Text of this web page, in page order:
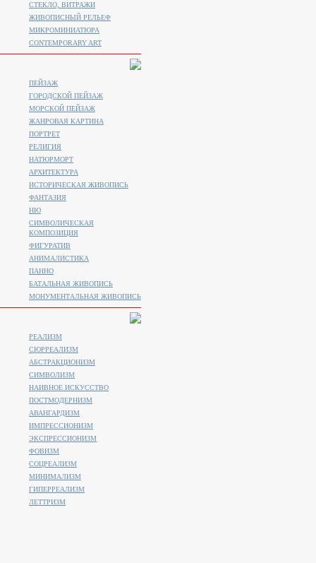
СТЕКЛО, ВИТРАЖИ
ЖИВОПИСНЫЙ РЕЛЬЕФ
МИКРОМИНИАТЮРА
CONTEMPORARY ART
ПЕЙЗАЖ
ГОРОДСКОЙ ПЕЙЗАЖ
МОРСКОЙ ПЕЙЗАЖ
ЖАНРОВАЯ КАРТИНА
ПОРТРЕТ
РЕЛИГИЯ
НАТЮРМОРТ
АРХИТЕКТУРА
ИСТОРИЧЕСКАЯ ЖИВОПИСЬ
ФАНТАЗИЯ
НЮ
СИМВОЛИЧЕСКАЯ
КОМПОЗИЦИЯ
ФИГУРАТИВ
АНИМАЛИСТИКA
ПАННО
БАТАЛЬНАЯ ЖИВОПИСЬ
МОНУМЕНТАЛЬНАЯ ЖИВОПИСЬ
РЕАЛИЗМ
СЮРРЕАЛИЗМ
АБСТРАКЦИОНИЗМ
СИМВОЛИЗМ
НАИВНОЕ ИСКУССТВО
ПОСТМОДЕРНИЗМ
АВАНГАРДИЗМ
ИМПРЕССИОНИЗМ
ЭКСПРЕССИОНИЗМ
ФОВИЗМ
СОЦРЕАЛИЗМ
МИНИМАЛИЗМ
ГИПЕРРЕАЛИЗМ
ЛЕТТРИЗМ